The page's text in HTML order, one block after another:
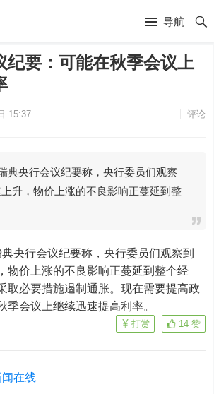
导航
纪要：可能在秋季会议上
15:37 评论
典央行会议纪要称，央行委员们观察
升，物价上涨的不良影响正蔓延到整
物价上涨的不良影响正蔓延到整个经
取必要措施遏制通胀。现在需要提高政
季会议上继续迅速提高利率。
14 赞
打赏
在线